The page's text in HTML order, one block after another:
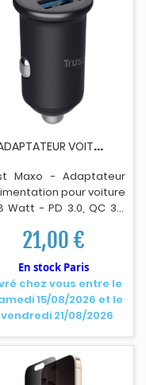
A
DAPTATEUR VOITURE TRUST MAXO 38WATTS NOIR
Maxo - Adaptateur
pour voiture
Watt - PD 3.0, QC 3.0
chez vous entre le
15/08/2026 et le
vendredi 21/08/2026
21,00 €
En stock Paris